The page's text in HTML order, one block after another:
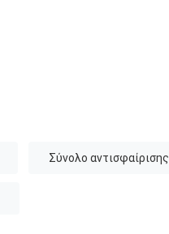
Σύνολο αντισφαίρισης